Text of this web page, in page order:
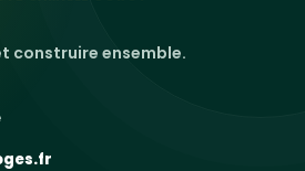
construire ensemble.